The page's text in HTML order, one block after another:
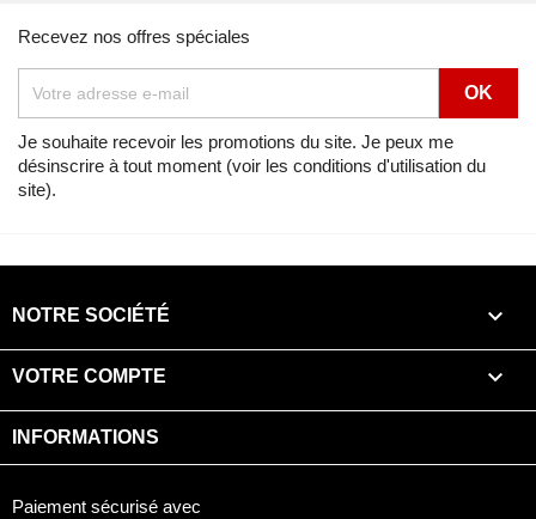
RADIATEUR
Lien
Voir
CBR1000F PASSION RED (R109B) de 1990
Vue éclatée
RADIATEUR
Lien
Lien
Voir
CBR1000F PEARL CRYSTAL WHITE (NH193K) de 1991
Lien
Recevez nos offres spéciales
Je souhaite recevoir les promotions du site. Je peux me
désinscrire à tout moment (voir les conditions d'utilisation du
site).
NOTRE SOCIÉTÉ 
VOTRE COMPTE 
INFORMATIONS
Paiement sécurisé avec